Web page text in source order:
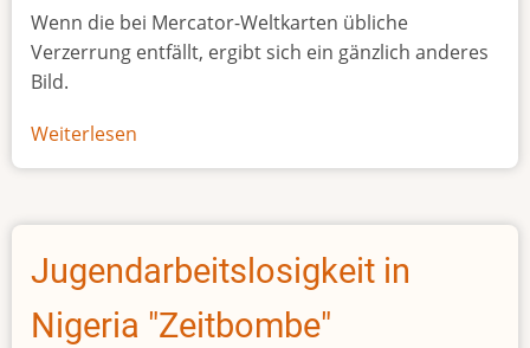
Wenn die bei Mercator-Weltkarten übliche
Verzerrung entfällt, ergibt sich ein gänzlich anderes
Bild.
Weiterlesen
Afrikas
Größe
Jugendarbeitslosigkeit in
Nigeria "Zeitbombe"